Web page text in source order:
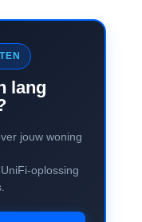
lang
jouw woning
oplossing